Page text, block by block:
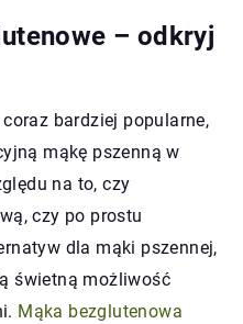
– odkryj
bardziej popularne,
mąkę pszenną w
na to, czy
czy po prostu
dla mąki pszennej,
świetną możliwość
Mąka bezglutenowa